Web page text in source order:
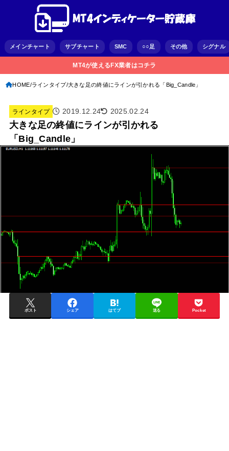
メインチャート サブチャート SMC ○○足 その他 シグナル
MT4が使えるFX業者はコチラ
HOME ラインタイプ 大きな足の終値にラインが引かれる「Big_Candle」
ラインタイプ 2019.12.24 2025.02.24
大きな足の終値にラインが引かれる
「Big_Candle」
ポスト シェア はてブ 送る Pocket